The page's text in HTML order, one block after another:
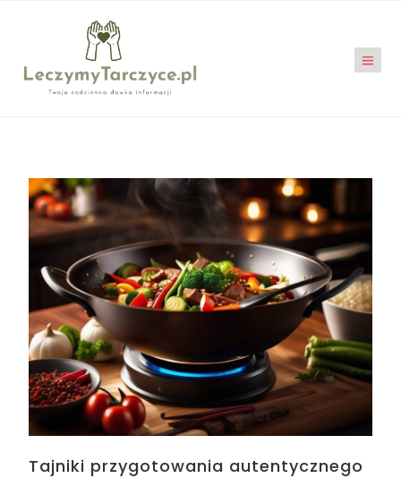
Tajniki przygotowania autentycznego